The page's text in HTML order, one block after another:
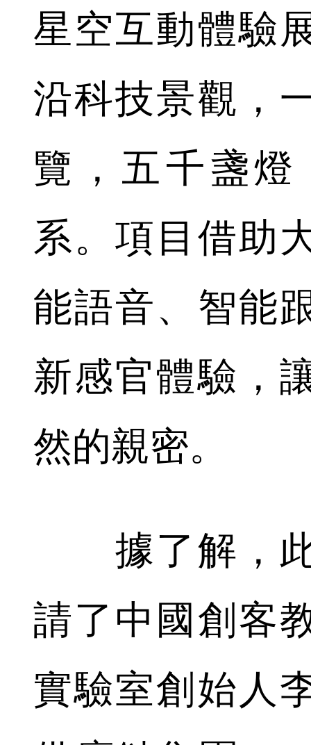
星空互動體驗
沿科技景觀，
覽，五千盞
系。項目借助
能語音、智能
新感官體驗，
然的親密。
據了解，此
請了中國創客
實驗室創始人